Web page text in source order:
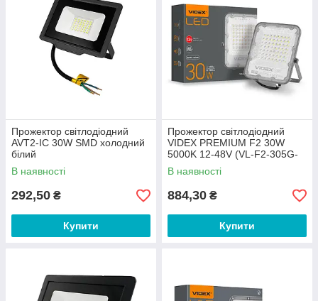
Прожектор світлодіодний
AVT2-IC 30W SMD холодний
білий
В наявності
292,50 ₴
Купити
Прожектор світлодіодний
VIDEX PREMIUM F2 30W
5000K 12-48V (VL-F2-305G-
12V)
В наявності
884,30 ₴
Купити